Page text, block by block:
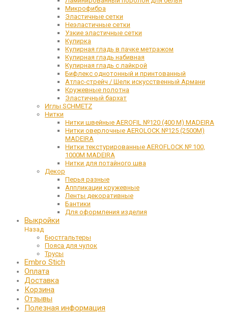
Микрофибра
Эластичные сетки
Неэластичные сетки
Узкие эластичные сетки
Кулирка
Кулирная гладь в пачке метражом
Кулирная гладь набивная
Кулирная гладь с лайкрой
Бифлекс однотонный и принтованный
Атлас-стрейч / Шелк искусственный Армани
Кружевные полотна
Эластичный бархат
Иглы SCHMETZ
Нитки
Нитки швейные AEROFIL №120 (400 М) MADEIRA
Нитки оверлочные AEROLOCK №125 (2500М)
MADEIRA
Нитки текстурированные AEROFLOCK № 100,
1000М MADEIRA
Нитки для потайного шва
Декор
Перья разные
Аппликации кружевные
Ленты декоративные
Бантики
Для оформления изделия
Выкройки
Назад
Бюстгальтеры
Пояса для чулок
Трусы
Embro Stich
Оплата
Доставка
Корзина
Отзывы
Полезная информация